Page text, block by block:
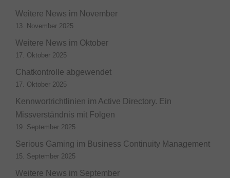
Weitere News im November
13. November 2025
Weitere News im Oktober
17. Oktober 2025
Chatkontrolle abgewendet
17. Oktober 2025
Kennwortrichtlinien im Active Directory. Ein
Missverständnis mit Folgen
19. September 2025
Serious Gaming im Business Continuity Management
15. September 2025
Weitere News im September